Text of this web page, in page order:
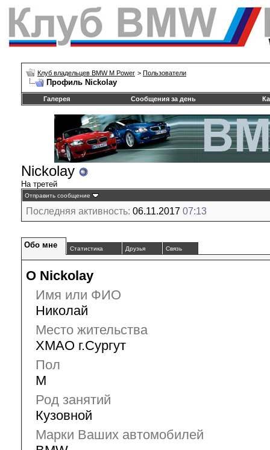
Клуб владельцев BMW M Power > Пользователи
Профиль Nickolay
Галерея Сообщения за день
Nickolay
На третей
Отправить сообщение
Последняя активность: 06.11.2017 07:13
Обо мне Статистика Друзья Связь
О Nickolay
Имя или ФИО
Николай
Место жительства
ХМАО г.Сургут
Пол
М
Род занятий
Кузовной
Марки Ваших автомобилей